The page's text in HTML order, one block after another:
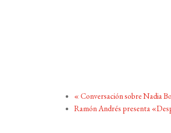
«Conversación sobre Nadia
Ramón Andrés presenta